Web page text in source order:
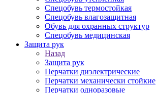
Спецобувь термостойкая
Спецобувь влагозащитная
Обувь для охранных структур
Спецобувь медицинская
Защита рук
Назад
Защита рук
Перчатки диэлектрические
Перчатки механически стойкие
Перчатки одноразовые